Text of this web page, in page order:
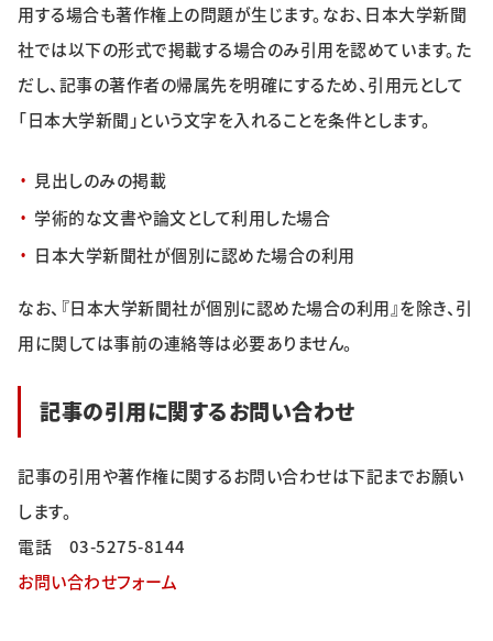
購読 日大文芸賞
学生記者募集 お問い合わせ
用する場合も著作権上の問題が生じます。なお、日本大学新聞
社では以下の形式で掲載する場合のみ引用を認めています。た
だし、記事の著作者の帰属先を明確にするため、引用元として
「日本大学新聞」という文字を入れることを条件とします。
見出しのみの掲載
学術的な文書や論文として利用した場合
日本大学新聞社が個別に認めた場合の利用
なお、『日本大学新聞社が個別に認めた場合の利用』を除き、引
用に関しては事前の連絡等は必要ありません。
記事の引用に関するお問い合わせ
記事の引用や著作権に関するお問い合わせは下記までお願い
します。
電話 03-5275-8144
お問い合わせフォーム